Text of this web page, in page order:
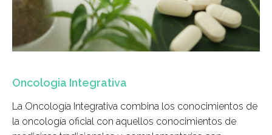
Oncologia Integrativa
La Oncología Integrativa combina los conocimientos de
la oncología oficial con aquellos conocimientos de